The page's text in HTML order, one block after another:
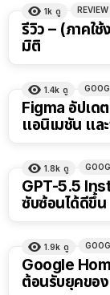
1k ดู REVIEW
รีวิว – (ภาคใ
มิติ
1.4k ดู
Figma อัปเด
แอนิเมชัน แล
1.8k ดู
GPT-5.5
ซับซ้อนได้ดีขึ้น
1.9k ดู
Google
ต้อนรับยุคขอ